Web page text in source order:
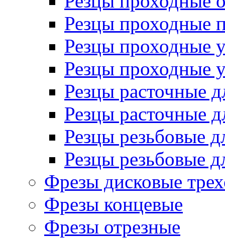
Резцы проходные
Резцы проходные
Резцы проходные
Резцы расточные
Резцы расточные
Резцы резьбовые
Резцы резьбовые
Фрезы дисковые
Фрезы концевые
Фрезы отрезные